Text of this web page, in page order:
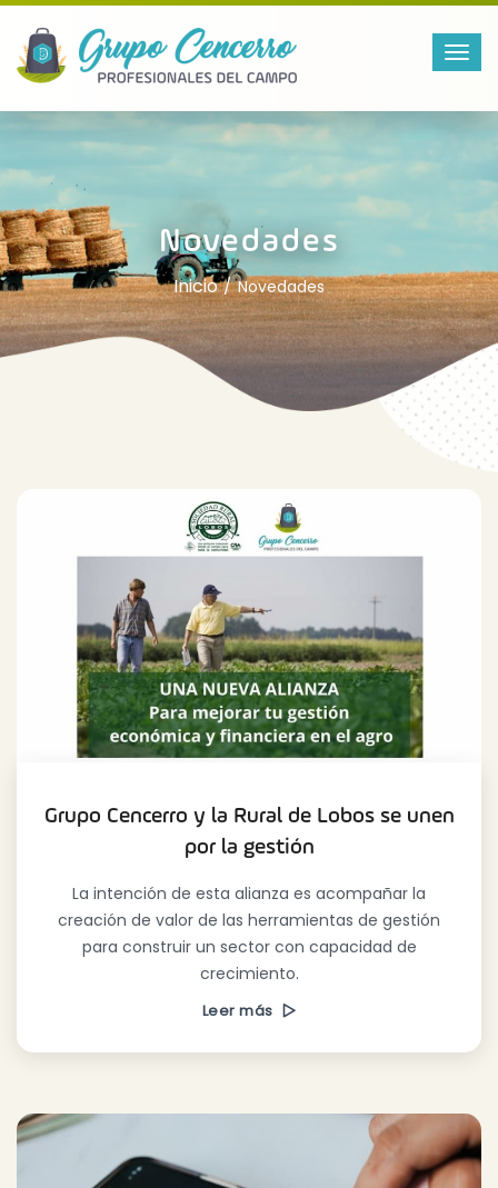
Novedades
Inicio Novedades
Grupo Cencerro y la Rural de Lobos se unen
por la gestión
La intención de esta alianza es acompañar la
creación de valor de las herramientas de gestión
para construir un sector con capacidad de
crecimiento.
Leer más